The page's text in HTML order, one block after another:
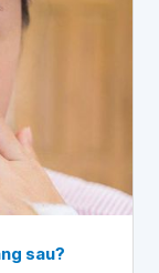
sau?